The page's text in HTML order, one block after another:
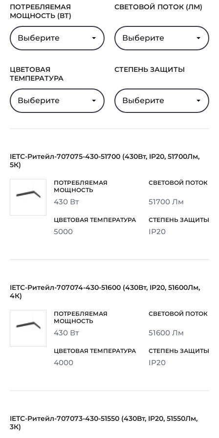
ПОТРЕБЛЯЕМАЯ
МОЩНОСТЬ (ВТ)
Выберите
СВЕТОВОЙ ПОТОК (ЛМ)
Выберите
ЦВЕТОВАЯ
ТЕМПЕРАТУРА
Выберите
СТЕПЕНЬ ЗАЩИТЫ
Выберите
IETC-Ритейл-707075-430-51700 (430Вт, IP20, 51700Лм,
5К)
430 Вт 51700 Лм
5000 IP20
IETC-Ритейл-707074-430-51600 (430Вт, IP20, 51600Лм,
4К)
430 Вт 51600 Лм
4000 IP20
IETC-Ритейл-707073-430-51550 (430Вт, IP20, 51550Лм,
3К)